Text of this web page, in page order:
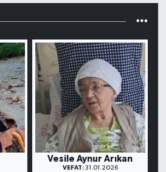
Vesile Aynur Arıkan
VEFAT:31.01.2026